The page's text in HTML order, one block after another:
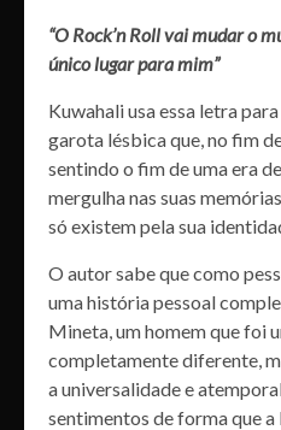
“O Rock’n Roll vai mudar o
único lugar para mim”
Kuwahali usa essa letra
garota lésbica que, no fim
sentindo o fim de uma era
mergulha nas suas
só existem pela sua
O autor sabe que como
uma história pessoal
Mineta, um homem que foi
completamente diferente,
a universalidade e
sentimentos de forma que